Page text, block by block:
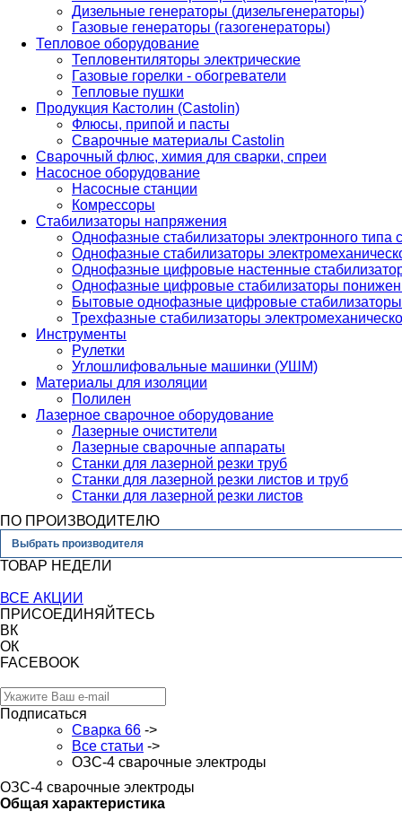
Дизельные генераторы (дизельгенераторы)
Газовые генераторы (газогенераторы)
Тепловое оборудование
Тепловентиляторы электрические
Газовые горелки - обогреватели
Тепловые пушки
Продукция Кастолин (Castolin)
Флюсы, припой и пасты
Сварочные материалы Castolin
Сварочный флюс, химия для сварки, спреи
Насосное оборудование
Насосные станции
Комрессоры
Стабилизаторы напряжения
Однофазные стабилизаторы электронного
Однофазные стабилизаторы
Однофазные цифровые настенные
Однофазные цифровые стабилизаторы
Бытовые однофазные цифровые стабилизаторы
Трехфазные стабилизаторы
Инструменты
Рулетки
Углошлифовальные машинки (УШМ)
Материалы для изоляции
Полилен
Лазерное сварочное оборудование
Лазерные очистители
Лазерные сварочные аппараты
Станки для лазерной резки труб
Станки для лазерной резки листов и труб
Станки для лазерной резки листов
ПО ПРОИЗВОДИТЕЛЮ
Выбрать производителя
ТОВАР НЕДЕЛИ
ВСЕ АКЦИИ
ПРИСОЕДИНЯЙТЕСЬ
ВК
ОК
FACEBOOK
Подписаться
Сварка 66 ->
Все статьи ->
ОЗС-4 сварочные электроды
ОЗС-4 сварочные электроды
Общая характеристика